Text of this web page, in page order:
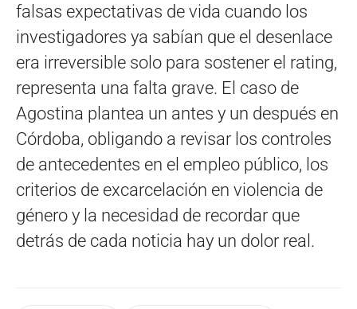
falsas expectativas de vida cuando los
investigadores ya sabían que el desenlace
era irreversible solo para sostener el rating,
representa una falta grave. El caso de
Agostina plantea un antes y un después en
Córdoba, obligando a revisar los controles
de antecedentes en el empleo público, los
criterios de excarcelación en violencia de
género y la necesidad de recordar que
detrás de cada noticia hay un dolor real .